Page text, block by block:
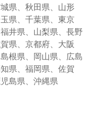
県、秋田県、山形
県、千葉県、東京
井県、山梨県、長野
県、京都府、大阪
根県、岡山県、広島
県、福岡県、佐賀
島県、沖縄県